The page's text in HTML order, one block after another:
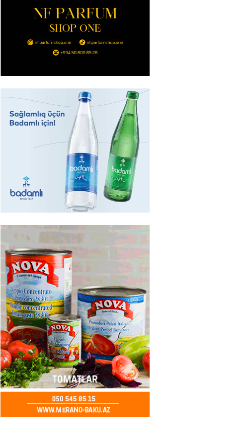
07.08.2026- 14:00
Mişustin avtomobildə Paşinyana nə
Prezidentdən Abel Məhərrəmovun oğlu
ilə bağlı SƏRƏNCAM
98
Prezidentdən Xəzər Fərhadov ilə bağlı
SƏRƏNCAM
07.08.2026- 13:15 77
Azərbaycanda Media və Yayım Şurası
yaradıldı
07.08.2026- 13:00
GÜNDƏM
Aytən Abdullayevaya yüksək vəzifə
verildi
07.08.2026- 12:45 97
GÜNDƏM
Paşinyan İssık-Kul gölündən gəzinti
videosunu paylaşıb
07.08.2026- 12:30 73
Sabunçu rayonunda 70 min manat